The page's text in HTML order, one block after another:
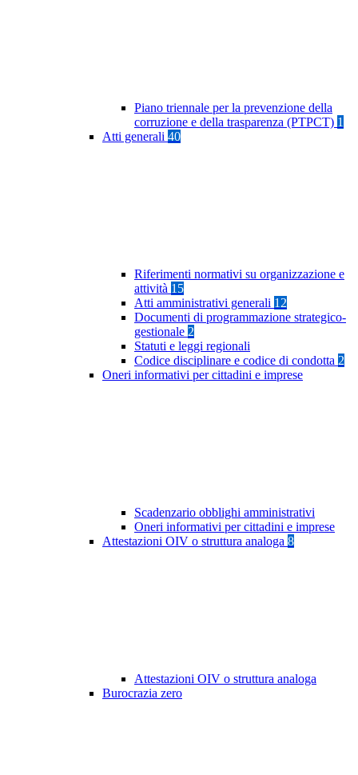
Piano triennale per la prevenzione della
corruzione e della trasparenza (PTPCT) 1
Atti generali 40
Riferimenti normativi su organizzazione e
attività 15
Atti amministrativi generali 12
Documenti di programmazione strategico-
gestionale 2
Statuti e leggi regionali
Codice disciplinare e codice di condotta 2
Oneri informativi per cittadini e imprese
Scadenzario obblighi amministrativi
Oneri informativi per cittadini e imprese
Attestazioni OIV o struttura analoga 8
Attestazioni OIV o struttura analoga
Burocrazia zero